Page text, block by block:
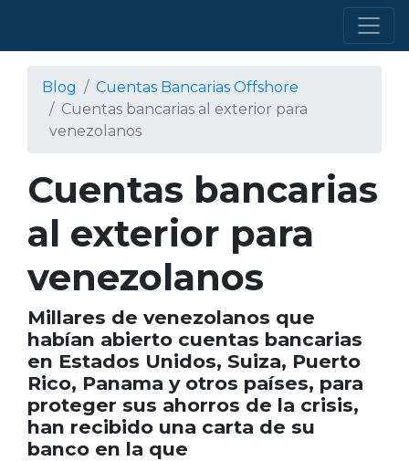
Blog
Cuentas Bancarias Offshore
Cuentas bancarias al exterior para
venezolanos
Cuentas bancarias
al exterior para
venezolanos
Millares de venezolanos que
habían abierto cuentas bancarias
en Estados Unidos, Suiza, Puerto
Rico, Panama y otros países, para
proteger sus ahorros de la crisis,
han recibido una carta de su
banco en la que